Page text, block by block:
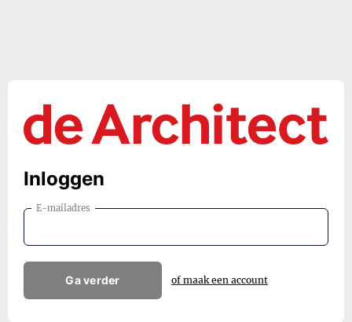
Inloggen
E-mailadres
Ga verder of maak een account